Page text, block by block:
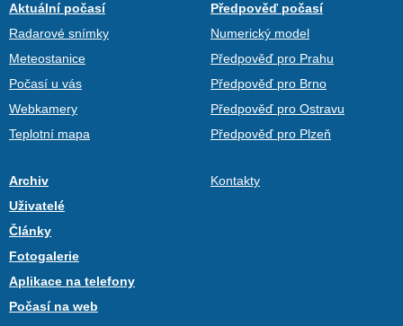
Aktuální počasí
Radarové snímky
Meteostanice
Počasí u vás
Webkamery
Teplotní mapa
Předpověď počasí
Numerický model
Předpověď pro Prahu
Předpověď pro Brno
Předpověď pro Ostravu
Předpověď pro Plzeň
Archiv
Uživatelé
Články
Fotogalerie
Aplikace na telefony
Počasí na web
Kontakty